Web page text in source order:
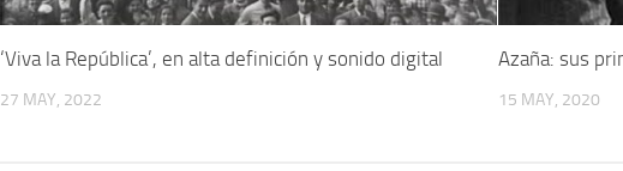
‘Viva la República’, en alta definición y sonido digital
27 MAY, 2022
Azaña: sus
15 MAY, 2020